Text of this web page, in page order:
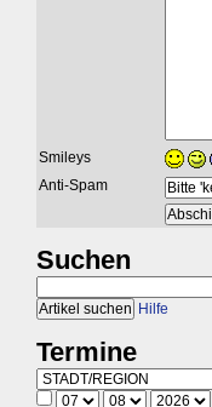
Smileys
Anti-Spam
Suchen
Hilfe
Termine